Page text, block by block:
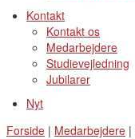
Kontakt
Kontakt os
Medarbejdere
Studievejledning
Jubilarer
Nyt
Forside | Medarbejdere |